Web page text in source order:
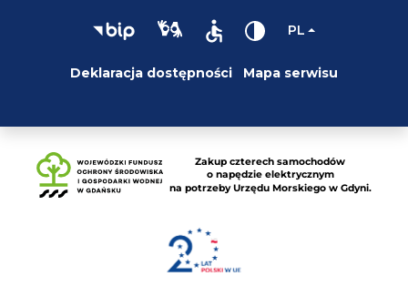
PL
Deklaracja dostępności Mapa serwisu